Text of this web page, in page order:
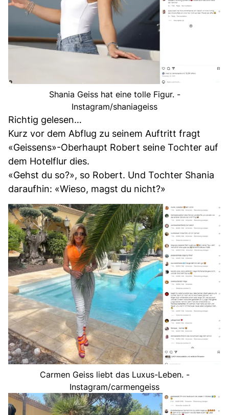
Shania Geiss hat eine tolle Figur. -
Instagram/shaniageiss
Richtig gelesen…
Kurz vor dem Abflug zu seinem Auftritt fragt
«Geissens»-Oberhaupt Robert seine Tochter auf
dem Hotelflur dies.
«Gehst du so?», so Robert. Und Tochter Shania
daraufhin: «Wieso, magst du nicht?»
Carmen Geiss liebt das Luxus-Leben. -
Instagram/carmengeiss